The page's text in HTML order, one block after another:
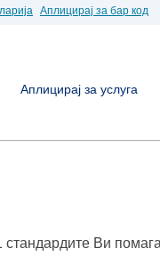
Аплицирај за бар код
Аплицирај за услуга
Ви